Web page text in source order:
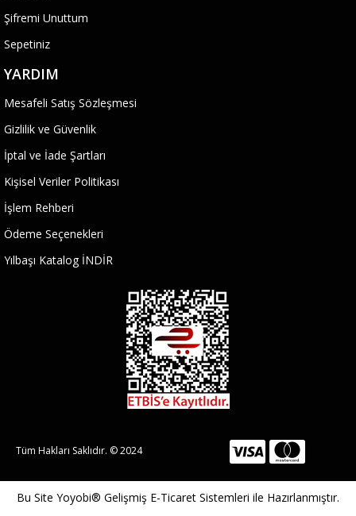
Şifremi Unuttum
Sepetiniz
YARDIM
Mesafeli Satış Sözleşmesi
Gizlilik ve Güvenlik
İptal ve İade Şartları
Kişisel Veriler Politikası
İşlem Rehberi
Ödeme Seçenekleri
Yılbaşı Katalog İNDİR
Tüm Hakları Saklıdır. © 2024
Bu Site Yoyobi® Gelişmiş E-Ticaret Sistemleri ile Hazırlanmıştır.